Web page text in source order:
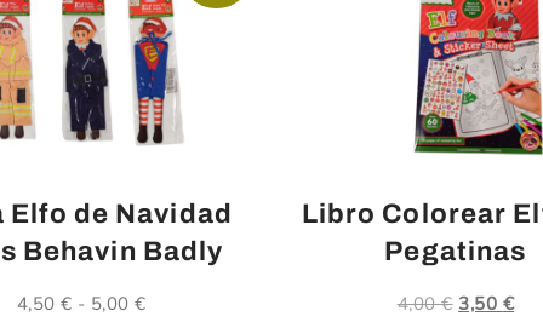
Elfo de Navidad
Behavin Badly
4,50 € - 5,00€
Libro Colorear
Pegatinas
4,00€ El
3,50 €El